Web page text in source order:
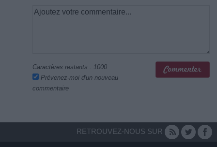
Caractères restants : 1000
Prévenez-moi d'un nouveau
commentaire
RETROUVEZ-NOUS SUR